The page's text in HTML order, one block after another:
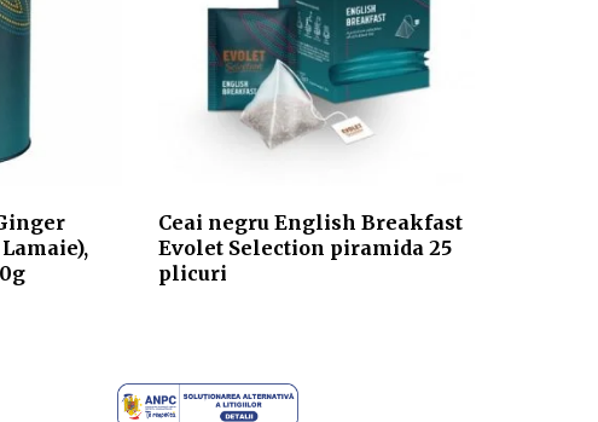
Ceai negru English Breakfast
Evolet Selection piramida 25
plicuri